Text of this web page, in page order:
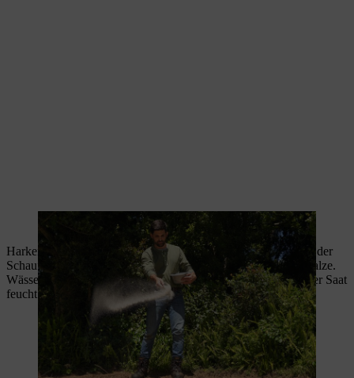
Das Saatgut wird mit Vogelsand gestreckt und verteilt.
Harken Sie die Saat etwas ein und klopfen Sie den Boden mit der
Schaufel fest. Bei größeren Flächen nehmen Sie dafür eine Walze.
Wässern Sie den Boden und halten Sie ihn bis zum Keimen der Saat
feucht.